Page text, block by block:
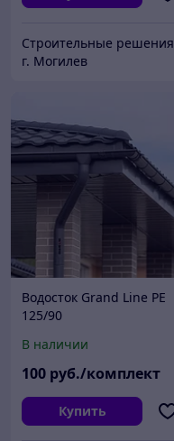
г. Могилев
Водосток Grand Line PE
125/90
В наличии
100 руб./комплект
Купить